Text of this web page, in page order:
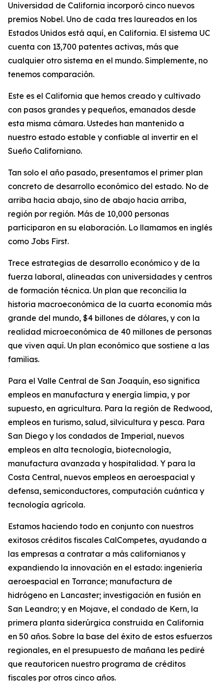
Universidad de California incorporó cinco nuevos
premios Nobel. Uno de cada tres laureados en los
Estados Unidos está aquí, en California. El sistema UC
cuenta con 13,700 patentes activas, más que
cualquier otro sistema en el mundo. Simplemente, no
tenemos comparación.
Este es el California que hemos creado y cultivado
con pasos grandes y pequeños, emanados desde
esta misma cámara. Ustedes han mantenido a
nuestro estado estable y confiable al invertir en el
Sueño Californiano.
Tan solo el año pasado, presentamos el primer plan
concreto de desarrollo económico del estado. No de
arriba hacia abajo, sino de abajo hacia arriba,
región por región. Más de 10,000 personas
participaron en su elaboración. Lo llamamos en inglés
como Jobs First.
Trece estrategias de desarrollo económico y de la
fuerza laboral, alineadas con universidades y centros
de formación técnica. Un plan que reconcilia la
historia macroeconómica de la cuarta economía más
grande del mundo, $4 billones de dólares, y con la
realidad microeconómica de 40 millones de personas
que viven aquí. Un plan económico que sostiene a las
familias.
Para el Valle Central de San Joaquín, eso significa
empleos en manufactura y energía limpia, y por
supuesto, en agricultura. Para la región de Redwood,
empleos en turismo, salud, silvicultura y pesca. Para
San Diego y los condados de Imperial, nuevos
empleos en alta tecnología, biotecnología,
manufactura avanzada y hospitalidad. Y para la
Costa Central, nuevos empleos en aeroespacial y
defensa, semiconductores, computación cuántica y
tecnología agrícola.
Estamos haciendo todo en conjunto con nuestros
exitosos créditos fiscales CalCompetes, ayudando a
las empresas a contratar a más californianos y
expandiendo la innovación en el estado: ingeniería
aeroespacial en Torrance; manufactura de
hidrógeno en Lancaster; investigación en fusión en
San Leandro; y en Mojave, el condado de Kern, la
primera planta siderúrgica construida en California
en 50 años. Sobre la base del éxito de estos esfuerzos
regionales, en el presupuesto de mañana les pediré
que reautoricen nuestro programa de créditos
fiscales por otros cinco años.